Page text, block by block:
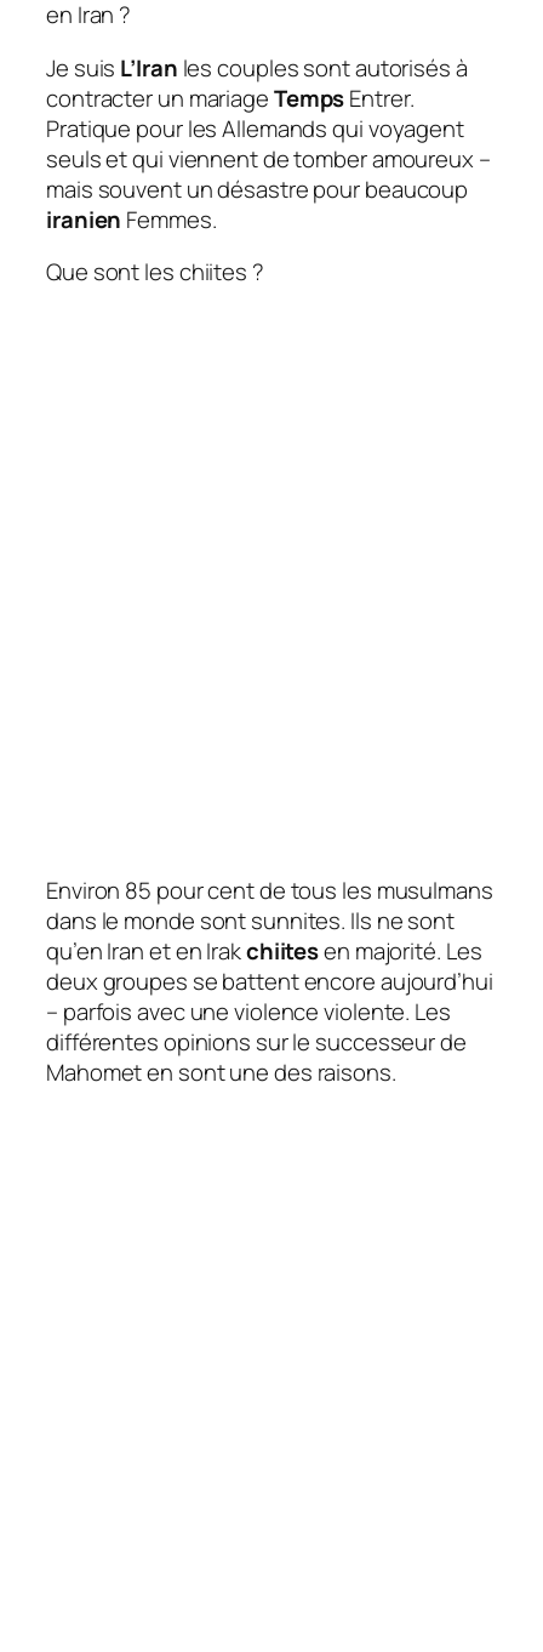
en Iran ?
Je suis L’Iran les couples sont autorisés à
contracter un mariageTempsEntrer.
Pratique pour les Allemands qui voyagent
seuls et qui viennent de tomber amoureux –
mais souvent un désastre pour beaucoup
iranien Femmes.
Que sont les chiites ?
Environ 85 pour cent de tous les musulmans
dans le monde sont sunnites. Ils ne sont
qu’en Iran et en Irakchiitesen majorité. Les
deux groupes se battent encore aujourd’hui
– parfois avec une violence violente. Les
différentes opinions sur le successeur de
Mahomet en sont une des raisons.